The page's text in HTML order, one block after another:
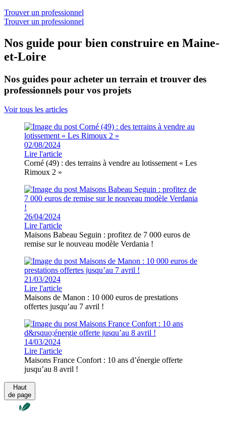
Trouver un professionnel
Trouver un professionnel
Nos guide pour bien construire en Maine-
et-Loire
Nos guides pour acheter un terrain et trouver des
professionnels pour vos projets
Voir tous les articles
02/08/2024
Lire l'article
Corné (49) : des terrains à vendre au lotissement « Les
Rimoux 2 »
26/04/2024
Lire l'article
Maisons Babeau Seguin : profitez de 7 000 euros de
remise sur le nouveau modèle Verdania !
21/03/2024
Lire l'article
Maisons de Manon : 10 000 euros de prestations
offertes jusqu’au 7 avril !
14/03/2024
Lire l'article
Maisons France Confort : 10 ans d’énergie offerte
jusqu’au 8 avril !
Haut
de page